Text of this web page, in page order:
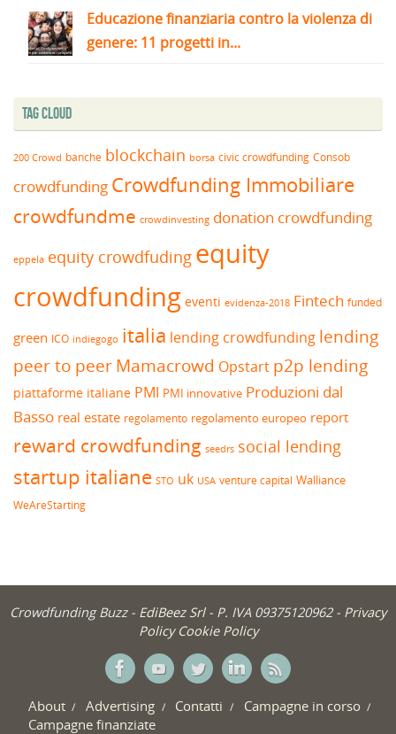
Educazione finanziaria contro la violenza di
genere: 11 progetti in...
Tag Cloud
200 Crowd banche blockchain borsa civic crowdfunding Consob
crowdfunding Crowdfunding Immobiliare
crowdfundme crowdinvesting donation crowdfunding
eppela equity crowdfuding equity
crowdfunding eventi evidenza-2018 Fintech funded
green ICO indiegogo italia lending crowdfunding lending
peer to peerMamacrowd Opstart p2p lending
piattaforme italiane PMI PMI innovative Produzioni dal
Basso real estate regolamento regolamento europeo report
reward crowdfunding seedrs social lending
startup italiane STO uk USA venture capital Walliance
WeAreStarting
Crowdfunding Buzz - EdiBeez Srl - P. IVA 09375120962 - Privacy
Policy Cookie Policy
About Advertising Contatti
Campagne in corso
Campagne finanziate